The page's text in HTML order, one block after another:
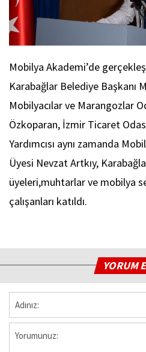
Mobilya Akademi’de
Karabağlar Belediye Başkanı
Mobilyacılar ve Marangozlar
Özkoparan, İzmir Ticaret
Yardımcısı aynı zamanda
Üyesi Nevzat Artkıy,
üyeleri,muhtarlar ve mobilya
çalışanları katıldı.
YORUM